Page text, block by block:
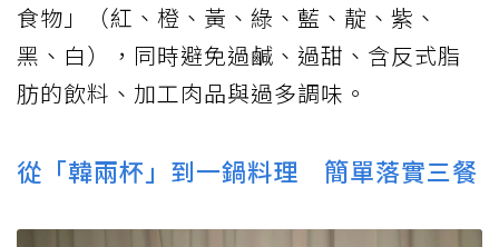
食物」（紅、橙、黃、綠、藍、靛、紫、
黑、白），同時避免過鹹、過甜、含反式脂
肪的飲料、加工肉品與過多調味。
從「韓兩杯」到一鍋料理 簡單落實三餐